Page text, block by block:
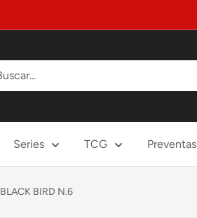
Series TCG Preventas
BLACK BIRD N.6